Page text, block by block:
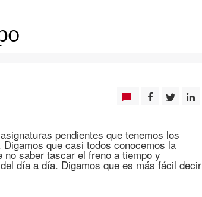
pendientes que tenemos los
que casi todos conocemos la
saber tascar el freno a tiempo y
día a día. Digamos que es más fácil decir